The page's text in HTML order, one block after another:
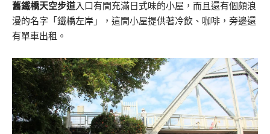
舊鐵橋天空步道入口有間充滿日式味的小屋，而且還有個頗浪
漫的名字「鐵橋左岸」，這間小屋提供著冷飲、咖啡，旁邊還
有單車出租。